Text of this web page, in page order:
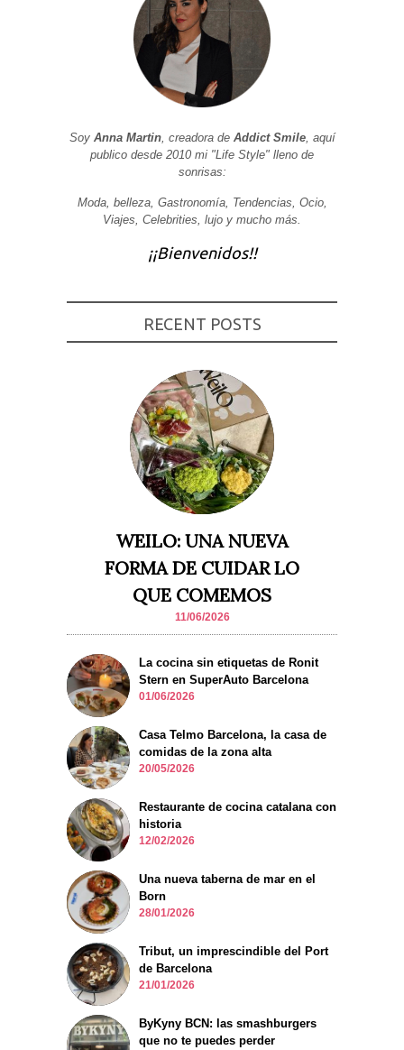
Soy Anna Martin, creadora de Addict Smile, aquí
publico desde 2010 mi "Life Style" lleno de
sonrisas:
Moda, belleza, Gastronomía, Tendencias, Ocio,
Viajes, Celebrities, lujo y mucho más.
¡¡Bienvenidos!!
RECENT POSTS
WEILO: UNA NUEVA
FORMA DE CUIDAR LO
QUE COMEMOS
11/06/2026
La cocina sin etiquetas de Ronit
Stern en SuperAuto Barcelona
01/06/2026
Casa Telmo Barcelona, la casa de
comidas de la zona alta
20/05/2026
Restaurante de cocina catalana con
historia
12/02/2026
Una nueva taberna de mar en el
Born
28/01/2026
Tribut, un imprescindible del Port
de Barcelona
21/01/2026
ByKyny BCN: las smashburgers
que no te puedes perder
base a cómo
visita. Si
algunas